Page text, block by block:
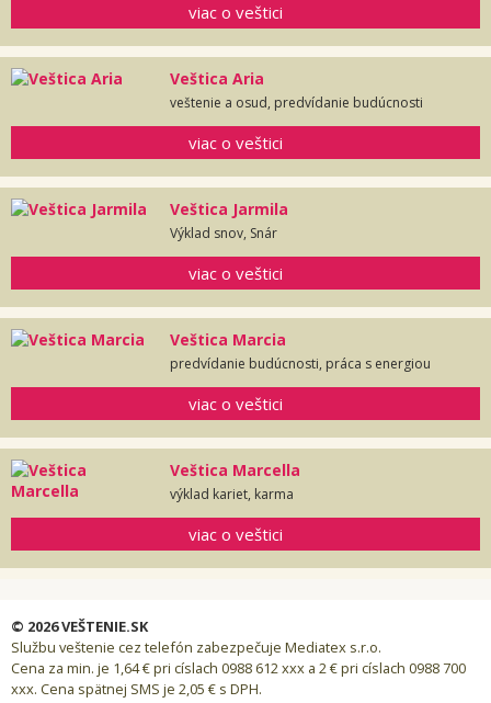
viac o veštici
Veštica Aria
veštenie a osud, predvídanie budúcnosti
viac o veštici
Veštica Jarmila
Výklad snov, Snár
viac o veštici
Veštica Marcia
predvídanie budúcnosti, práca s energiou
viac o veštici
Veštica Marcella
výklad kariet, karma
viac o veštici
© 2026 VEŠTENIE.SK
Službu veštenie cez telefón zabezpečuje Mediatex s.r.o.
Cena za min. je 1,64 € pri císlach 0988 612 xxx a 2 € pri císlach 0988 700
xxx. Cena spätnej SMS je 2,05 € s DPH.